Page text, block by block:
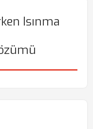
Isınma